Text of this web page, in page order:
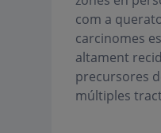
com a
carcinomes
altament
precursores
múltiples